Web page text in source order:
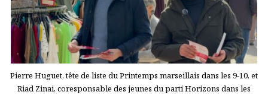
Pierre Huguet, tête de liste du Printemps marseillais dans les 9-10, et
Riad Zinai, coresponsable des jeunes du parti Horizons dans les